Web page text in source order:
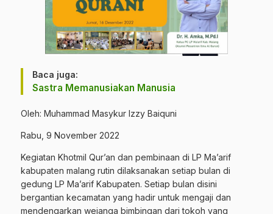
Baca juga:
Sastra Memanusiakan Manusia
Oleh: Muhammad Masykur Izzy Baiquni
Rabu, 9 November 2022
Kegiatan Khotmil Qur’an dan pembinaan di LP Ma’arif
kabupaten malang rutin dilaksanakan setiap bulan di
gedung LP Ma’arif Kabupaten. Setiap bulan disini
bergantian kecamatan yang hadir untuk mengaji dan
mendengarkan wejanga bimbingan dari tokoh yang